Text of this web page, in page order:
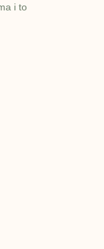
i to